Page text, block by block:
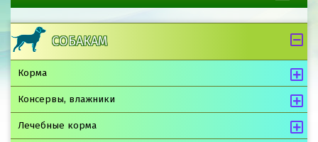
СОБАКАМ
Корма
Консервы, влажники
Лечебные корма